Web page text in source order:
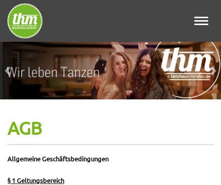
Zurück
AGB
Allgemeine Geschäftsbedingungen
§ 1 Geltungsbereich